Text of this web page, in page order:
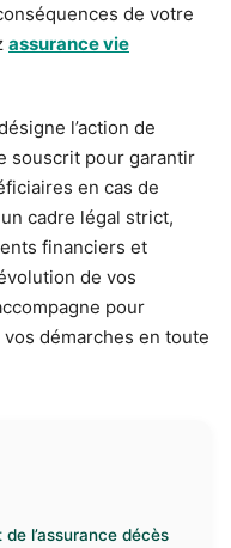
de votre
assurance vie
l’action de
souscrit pour garantir
en cas de
cadre légal strict,
financiers et
de vos
pour
démarches en toute
l’assurance décès